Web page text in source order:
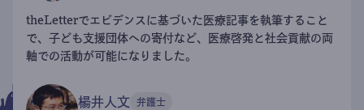
theLetterでエビデンスに基づいた医療記事を執筆すること
で、子ども支援団体への寄付など、医療啓発と社会貢献の両
軸での活動が可能になりました。
楊井人文 弁護士